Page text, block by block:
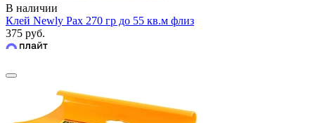
В наличии
Клей Newly Pax 270 гр до 55 кв.м флиз
375 руб.